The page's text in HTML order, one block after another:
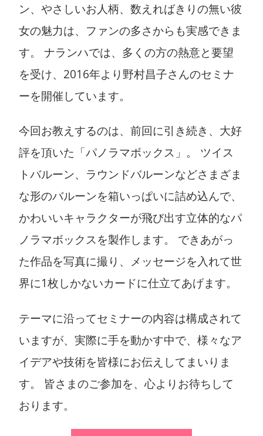
ン、やさしいお人柄、数えればきりの無い彼
女の魅力は、ファンの多さからも実感できま
す。 ナランハでは、多くの方の熱意と要望
を受け、2016年より野村昌子さんのセミナ
ーを開催しています。
今回お教えするのは、前回に引き続き、大好
評を頂いた「パノラマボックス」。 ツイス
トバルーン、ラウンドバルーンなどさまざま
な形のバルーンを箱いっぱいに詰め込んで、
かわいいキャラクターが飛び出す立体的なパ
ノラマボックスを製作します。 できあがっ
た作品を写真に撮り、メッセージを入れて世
界に1枚しかないカードに仕立てあげます。
テーマに沿ってセミナーの内容は構成されて
いますが、実際に手を動かす中で、様々なア
イデアや技術を皆様にお伝えしてまいりま
す。 皆さまのご参加を、心よりお待ちして
おります。